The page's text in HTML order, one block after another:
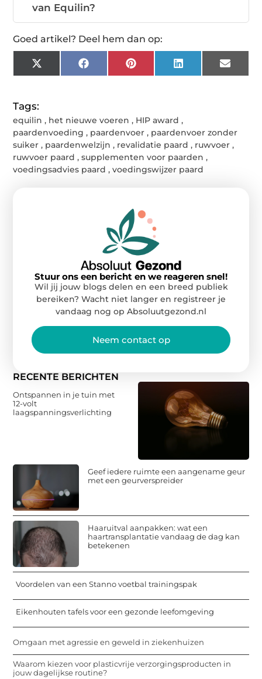
van Equilin?
Goed artikel? Deel hem dan op:
X
(Twitter)
FacebookPinterestLinkedInEmail
Tags:
equilin , het nieuwe voeren , HIP award ,
paardenvoeding , paardenvoer , paardenvoer zonder
suiker , paardenwelzijn , revalidatie paard , ruwvoer ,
ruwvoer paard ,supplementen voor paarden ,
voedingsadvies paard ,voedingswijzer paard
RECENTE BERICHTEN
Ontspannen in je tuin met
12-volt
laagspanningsverlichting
Geef iedere ruimte een aangename geur
met een geurverspreider
Haaruitval aanpakken: wat een
haartransplantatie vandaag de dag kan
betekenen
Voordelen van een Stanno voetbal trainingspak
Eikenhouten tafels voor een gezonde leefomgeving
Omgaan met agressie en geweld in ziekenhuizen
Waarom kiezen voor plasticvrije verzorgingsproducten in
jouw dagelijkse routine?
Stuur ons een bericht en we reageren snel!
Wil jij jouw blogs delen en een breed publiek
bereiken? Wacht niet langer en registreer je
vandaag nog op Absoluutgezond.nl
Neem contact op